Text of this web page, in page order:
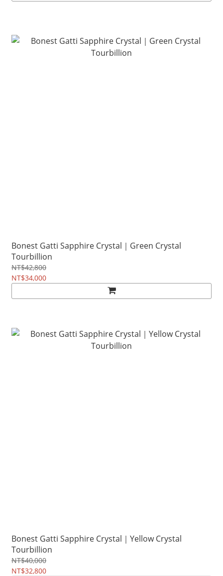
Bonest Gatti Sapphire Crystal｜Green Crystal
Tourbillion
NT$42,800
NT$34,000
Bonest Gatti Sapphire Crystal｜Yellow Crystal
Tourbillion
NT$40,000
NT$32,800